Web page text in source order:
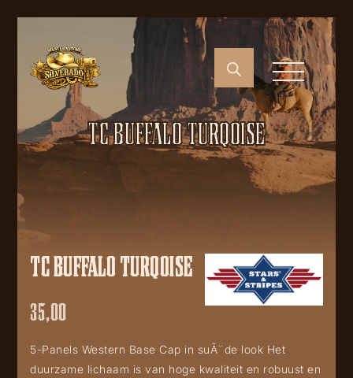
TC BUFFALO TURQOISE
TC BUFFALO TURQOISE
35,00
5-Panels Western Base Cap in suÃ¨de look Het
duurzame lichaam is van hoge kwaliteit en robuust en